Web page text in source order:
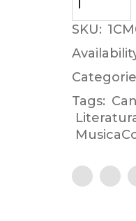
SKU:
Tags: